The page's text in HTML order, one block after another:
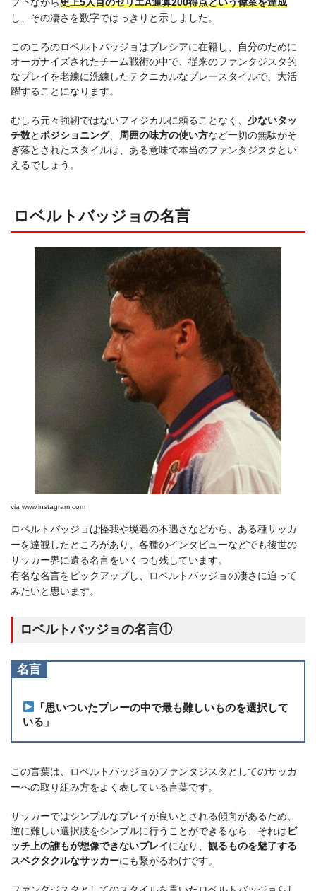
し、その凄さを数字ではっきりと示しました。
このころのロベルトバッジョはブレシアに在籍し、自分のために
オーガナイズされたチーム戦術の中で、従来のファンタジスタ的
なプレイを老練に洗練したテクニカルなプレースタイルで、大活
躍することになります。
むしろ元々強靭ではないフィジカルに頼ることなく、 少ないタッ
チ数と ポジショニング、 周囲の味方の使い方など一切の無駄がそ
ぎ落とされたスタイルは、ある意味で本当のファンタジスタとい
えるでしょう。
ロベルトバッジョの名言
via www.instagram.com
ロベルトバッジョは怪我や境遇の不遇さなどから、ある種サッカ
ーを達観したところがあり、各種のインタビューなどでも後世の
サッカー界に遺る名言をいくつも残しています。
有名な名言をピックアップし、ロベルトバッジョの凄さに迫って
みたいと思います。
ロベルトバッジョの名言①
名言
「思いついたプレーの中で最も難しいものを選択して
いる」
この言葉は、ロベルトバッジョのファンタジスタとしてのサッカ
ーへの取り組み方をよく表している言葉です。
サッカーではシンプルなプレイが良いとされる傾向があるため、
逆に難しい選択肢をシンプルに行うことができるなら、それはピ
ッチ上の誰もが想像できないプレイになり、 観るものを魅了する
スペクタクルなサッカーにも繋がるわけです。